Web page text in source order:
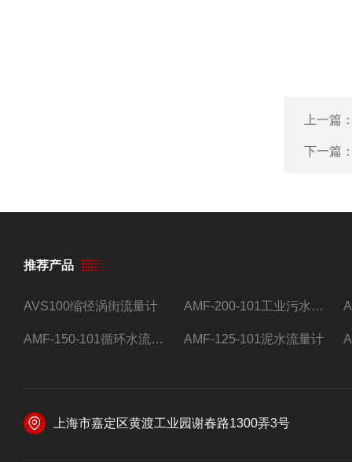
上一篇
下一篇
推荐产品
AVS100缩径涡街流量计 AMF-200-101工业污水流量计
AMF-150-101循环水流量计,电磁流量计 AMF-125-101泥水流量计
上海市嘉定区黄渡工业园谢春路1300弄3号